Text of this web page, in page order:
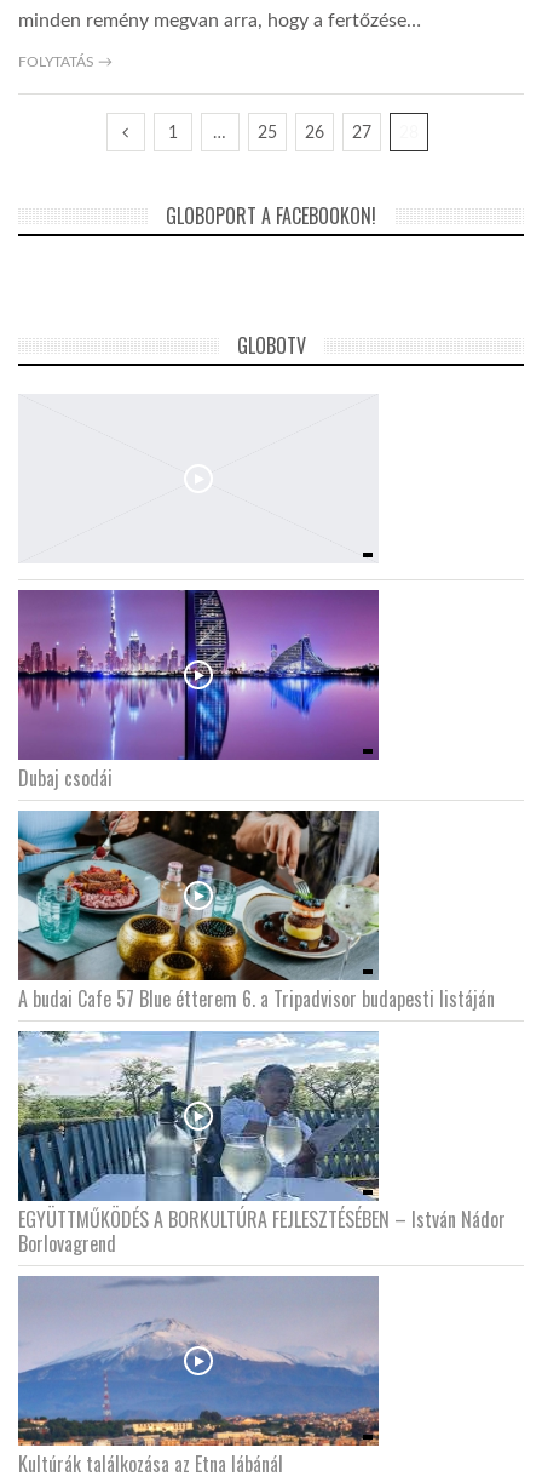
minden remény megvan arra, hogy a fertőzése…
FOLYTATÁS →
1 … 25 26 27
GLOBOPORT A FACEBOOKON!
GLOBOTV
Dubaj csodái
A budai Cafe 57 Blue étterem 6. a Tripadvisor budapesti listáján
EGYÜTTMŰKÖDÉS A BORKULTÚRA FEJLESZTÉSÉBEN – István Nádor
Borlovagrend
Kultúrák találkozása az Etna lábánál